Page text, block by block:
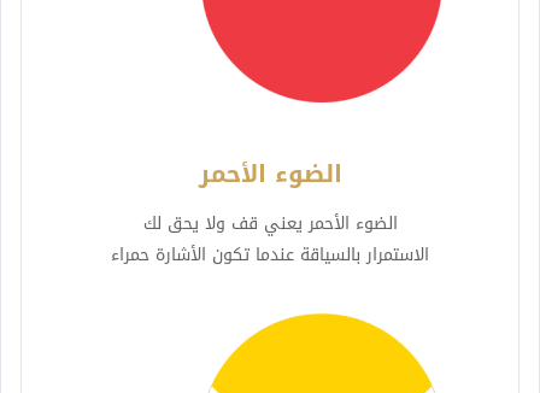
الضوء الأحمر
الضوء الأحمر يعني قف ولا يحق لك
الاستمرار بالسياقة عندما تكون الأشارة حمراء